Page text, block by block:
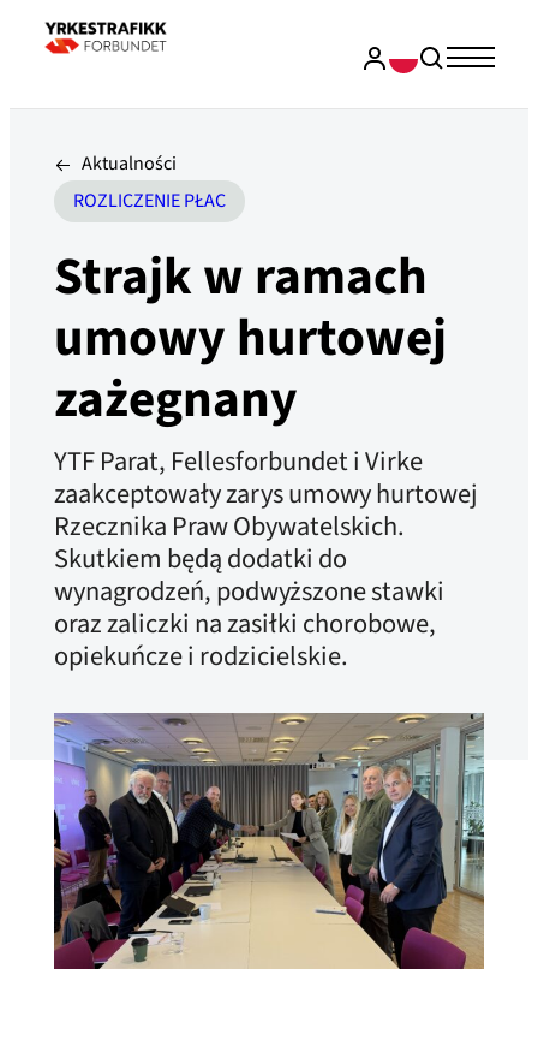
Aktualności
ROZLICZENIE PŁAC
Strajk w ramach
umowy hurtowej
zażegnany
YTF Parat, Fellesforbundet i Virke
zaakceptowały zarys umowy hurtowej
Rzecznika Praw Obywatelskich.
Skutkiem będą dodatki do
wynagrodzeń, podwyższone stawki
oraz zaliczki na zasiłki chorobowe,
opiekuńcze i rodzicielskie.